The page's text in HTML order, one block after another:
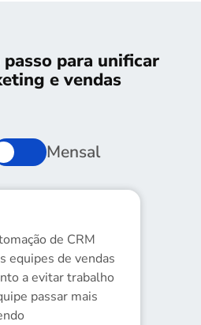
para unificar
e vendas
Mensal
de CRM
equipes de vendas
a evitar trabalho
passar mais